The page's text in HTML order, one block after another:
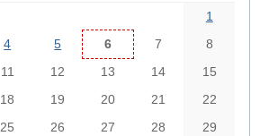
1
4 5 6 7
8
11 12 13 14
15
18 19 20 21
22
25 26 27 28
29